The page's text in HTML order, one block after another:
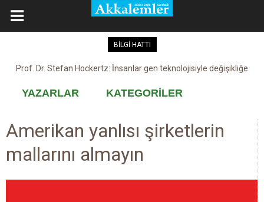
BİLGİ HATTI
Prof. Dr. Stefan Hockertz: İnsanlar gen teknolojisiyle değişikliğe
Kovid-19 aşısı, devşirme ve kobay!
YAZARLAR KATEGORİLER
Amerikan yanlısı şirketlerin
mallarını almayın